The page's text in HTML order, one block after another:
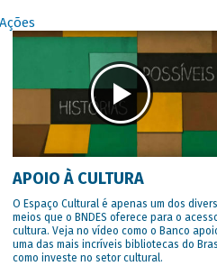
Ações
APOIO À CULTURA
O Espaço Cultural é apenas um dos
meios que o BNDES oferece para o acesso
cultura. Veja no vídeo como o Banco
uma das mais incríveis bibliotecas do
como investe no setor cultural.